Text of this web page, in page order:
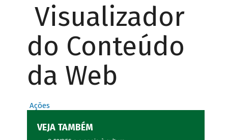
Visualizador
do Conteúdo
da Web
Ações
VEJA TAMBÉM